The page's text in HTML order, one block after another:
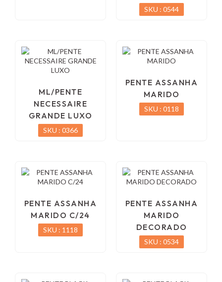
SKU : 0544
ML/PENTE
NECESSAIRE
GRANDE LUXO
SKU : 0366
PENTE ASSANHA
MARIDO
SKU : 0118
PENTE ASSANHA
MARIDO C/24
SKU : 1118
PENTE ASSANHA
MARIDO
DECORADO
SKU : 0534